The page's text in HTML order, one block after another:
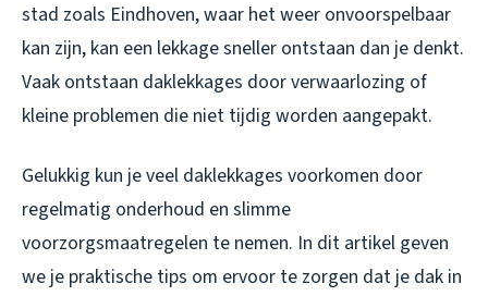
stad zoals Eindhoven, waar het weer onvoorspelbaar
kan zijn, kan een lekkage sneller ontstaan dan je denkt.
Vaak ontstaan daklekkages door verwaarlozing of
kleine problemen die niet tijdig worden aangepakt.
Gelukkig kun je veel daklekkages voorkomen door
regelmatig onderhoud en slimme
voorzorgsmaatregelen te nemen. In dit artikel geven
we je praktische tips om ervoor te zorgen dat je dak in